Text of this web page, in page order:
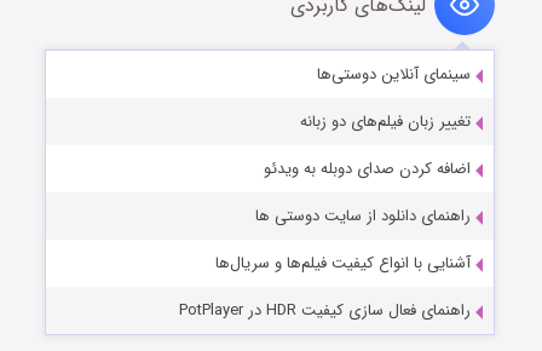
سینمای آنلاین دوستی‌ها
تغییر زبان فیلم‌های دو زبانه
اضافه کردن صدای دوبله به ویدئو
راهنمای دانلود از سایت دوستی ها
آشنایی با انواع کیفیت فیلم‌ها و سریال‌ها
راهنمای فعال سازی کیفیت HDR در PotPlayer